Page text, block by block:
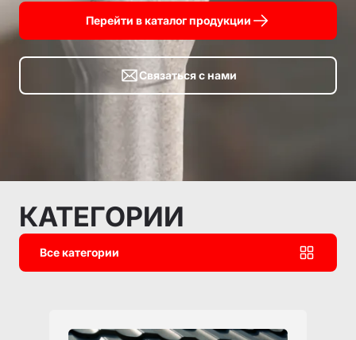
Перейти в каталог продукции
Связаться с нами
КАТЕГОРИИ
Все категории